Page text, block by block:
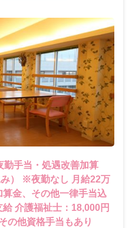
勤手当・処遇改善加算
22万
金、その他一律手当込
の他資格手当もあり